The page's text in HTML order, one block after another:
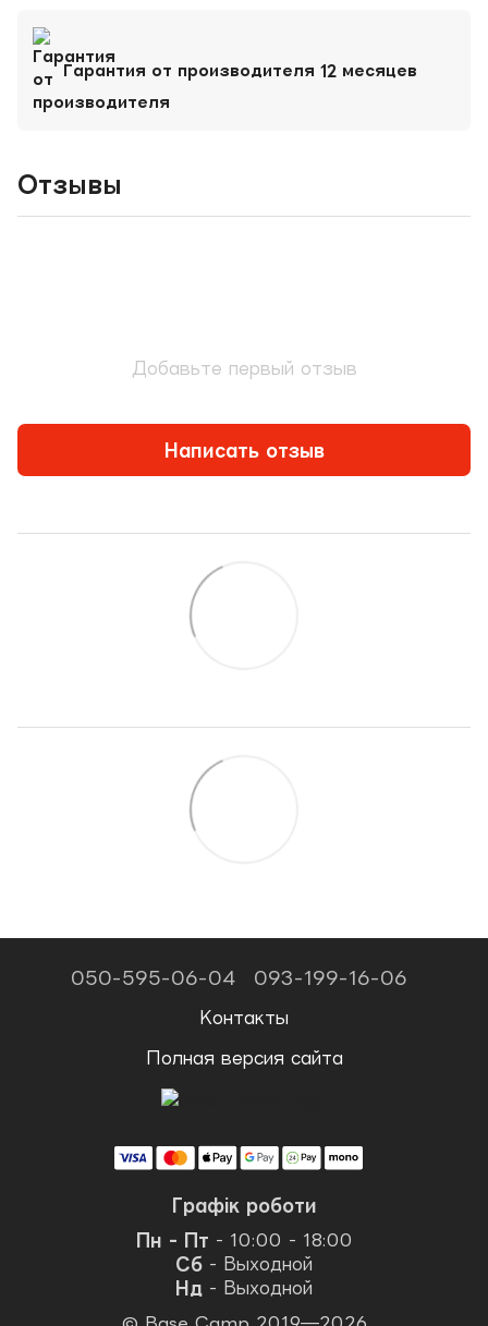
Гарантия от производителя 12 месяцев
Отзывы
Добавьте первый отзыв
Написать отзыв
050-595-06-04 093-199-16-06
Контакты
Полная версия сайта
Графік роботи
Пн - Пт - 10:00 - 18:00
Сб - Выходной
Нд - Выходной